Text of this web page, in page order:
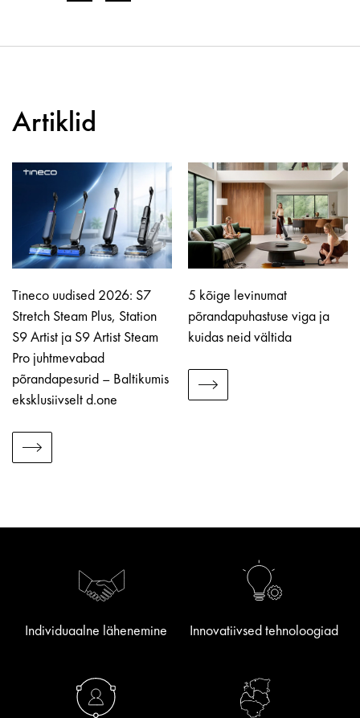
Artiklid
Tineco uudised 2026: S7
Stretch Steam Plus, Station
S9 Artist ja S9 Artist Steam
Pro juhtmevabad
põrandapesurid – Baltikumis
eksklusiivselt d.one
5 kõige levinumat
põrandapuhastuse viga ja
kuidas neid vältida
Individuaalne lähenemine Innovatiivsed tehnoloogiad